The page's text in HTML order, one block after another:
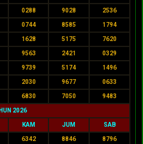
0288 9028 2536
0744 8585 1794
1628 5175 7620
9563 2421 0329
9739 5174 1496
2030 9677 0633
6830 7050 9483
2026
KAM JUM SAB
6342 8846 8796